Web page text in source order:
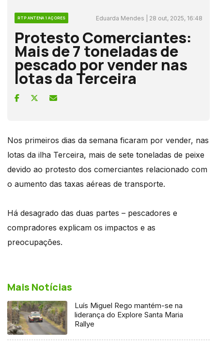
RTP ANTENA 1 AÇORES Eduarda Mendes | 28 out, 2025, 16:48
Protesto Comerciantes:
Mais de 7 toneladas de
pescado por vender nas
lotas da Terceira
Nos primeiros dias da semana ficaram por vender, nas
lotas da ilha Terceira, mais de sete toneladas de peixe
devido ao protesto dos comerciantes relacionado com
o aumento das taxas aéreas de transporte.
Há desagrado das duas partes – pescadores e
compradores explicam os impactos e as
preocupações.
Mais Notícias
Luís Miguel Rego mantém-se na
liderança do Explore Santa Maria
Rallye